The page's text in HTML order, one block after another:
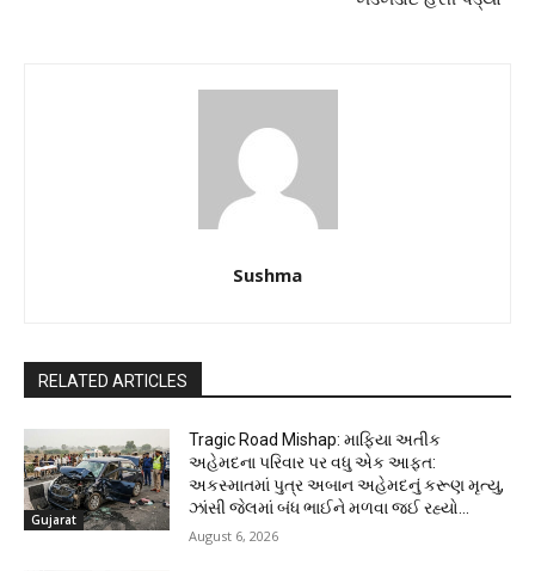
Sushma
RELATED ARTICLES
Gujarat
Tragic Road Mishap: માફિયા અતીક
અહેમદના પરિવાર પર વધુ એક આફત:
અકસ્માતમાં પુત્ર અબાન અહેમદનું કરૂણ મૃત્યુ,
ઝાંસી જેલમાં બંધ ભાઈને મળવા જઈ રહ્યો...
August 6, 2026